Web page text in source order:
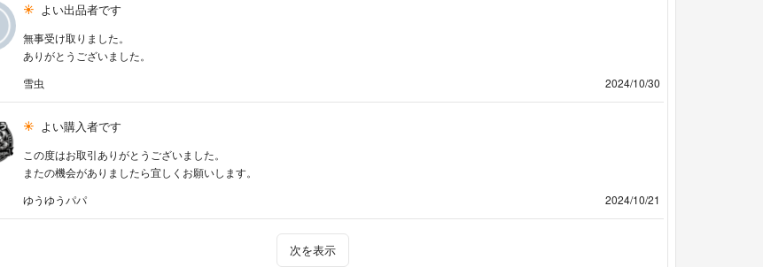
よい出品者です
無事受け取りました。
ありがとうございました。
雪虫
2024/10/30
よい購入者です
この度はお取引ありがとうございました。
またの機会がありましたら宜しくお願いします。
ゆうゆうパパ
2024/10/21
次を表示